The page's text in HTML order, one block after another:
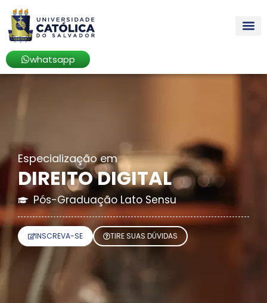
whatsapp
Especializaçãoem
DIREITO DIGITAL
Pós-Graduação Lato Sensu
INSCREVA-SE TIRE SUAS DÚVIDAS